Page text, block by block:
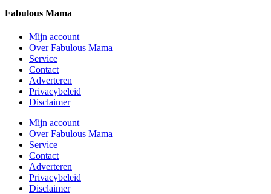
Fabulous Mama
Mijn account
Over Fabulous Mama
Service
Contact
Adverteren
Privacybeleid
Disclaimer
Mijn account
Over Fabulous Mama
Service
Contact
Adverteren
Privacybeleid
Disclaimer